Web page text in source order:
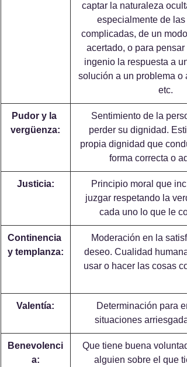
captar la naturaleza
especialmente de las
complicadas, de un
acertado, o para pensar
ingenio la respuesta a
solución a un problema o
etc.
Pudor y la
vergüenza:
perder su dignidad.
propia dignidad que
forma correcta o
Justicia:
juzgar respetando la
cada uno lo que le
Continencia
y templanza:
deseo. Cualidad
usar o hacer las cosas
Valentía:
situaciones
Benevolenci
a:
alguien sobre el que